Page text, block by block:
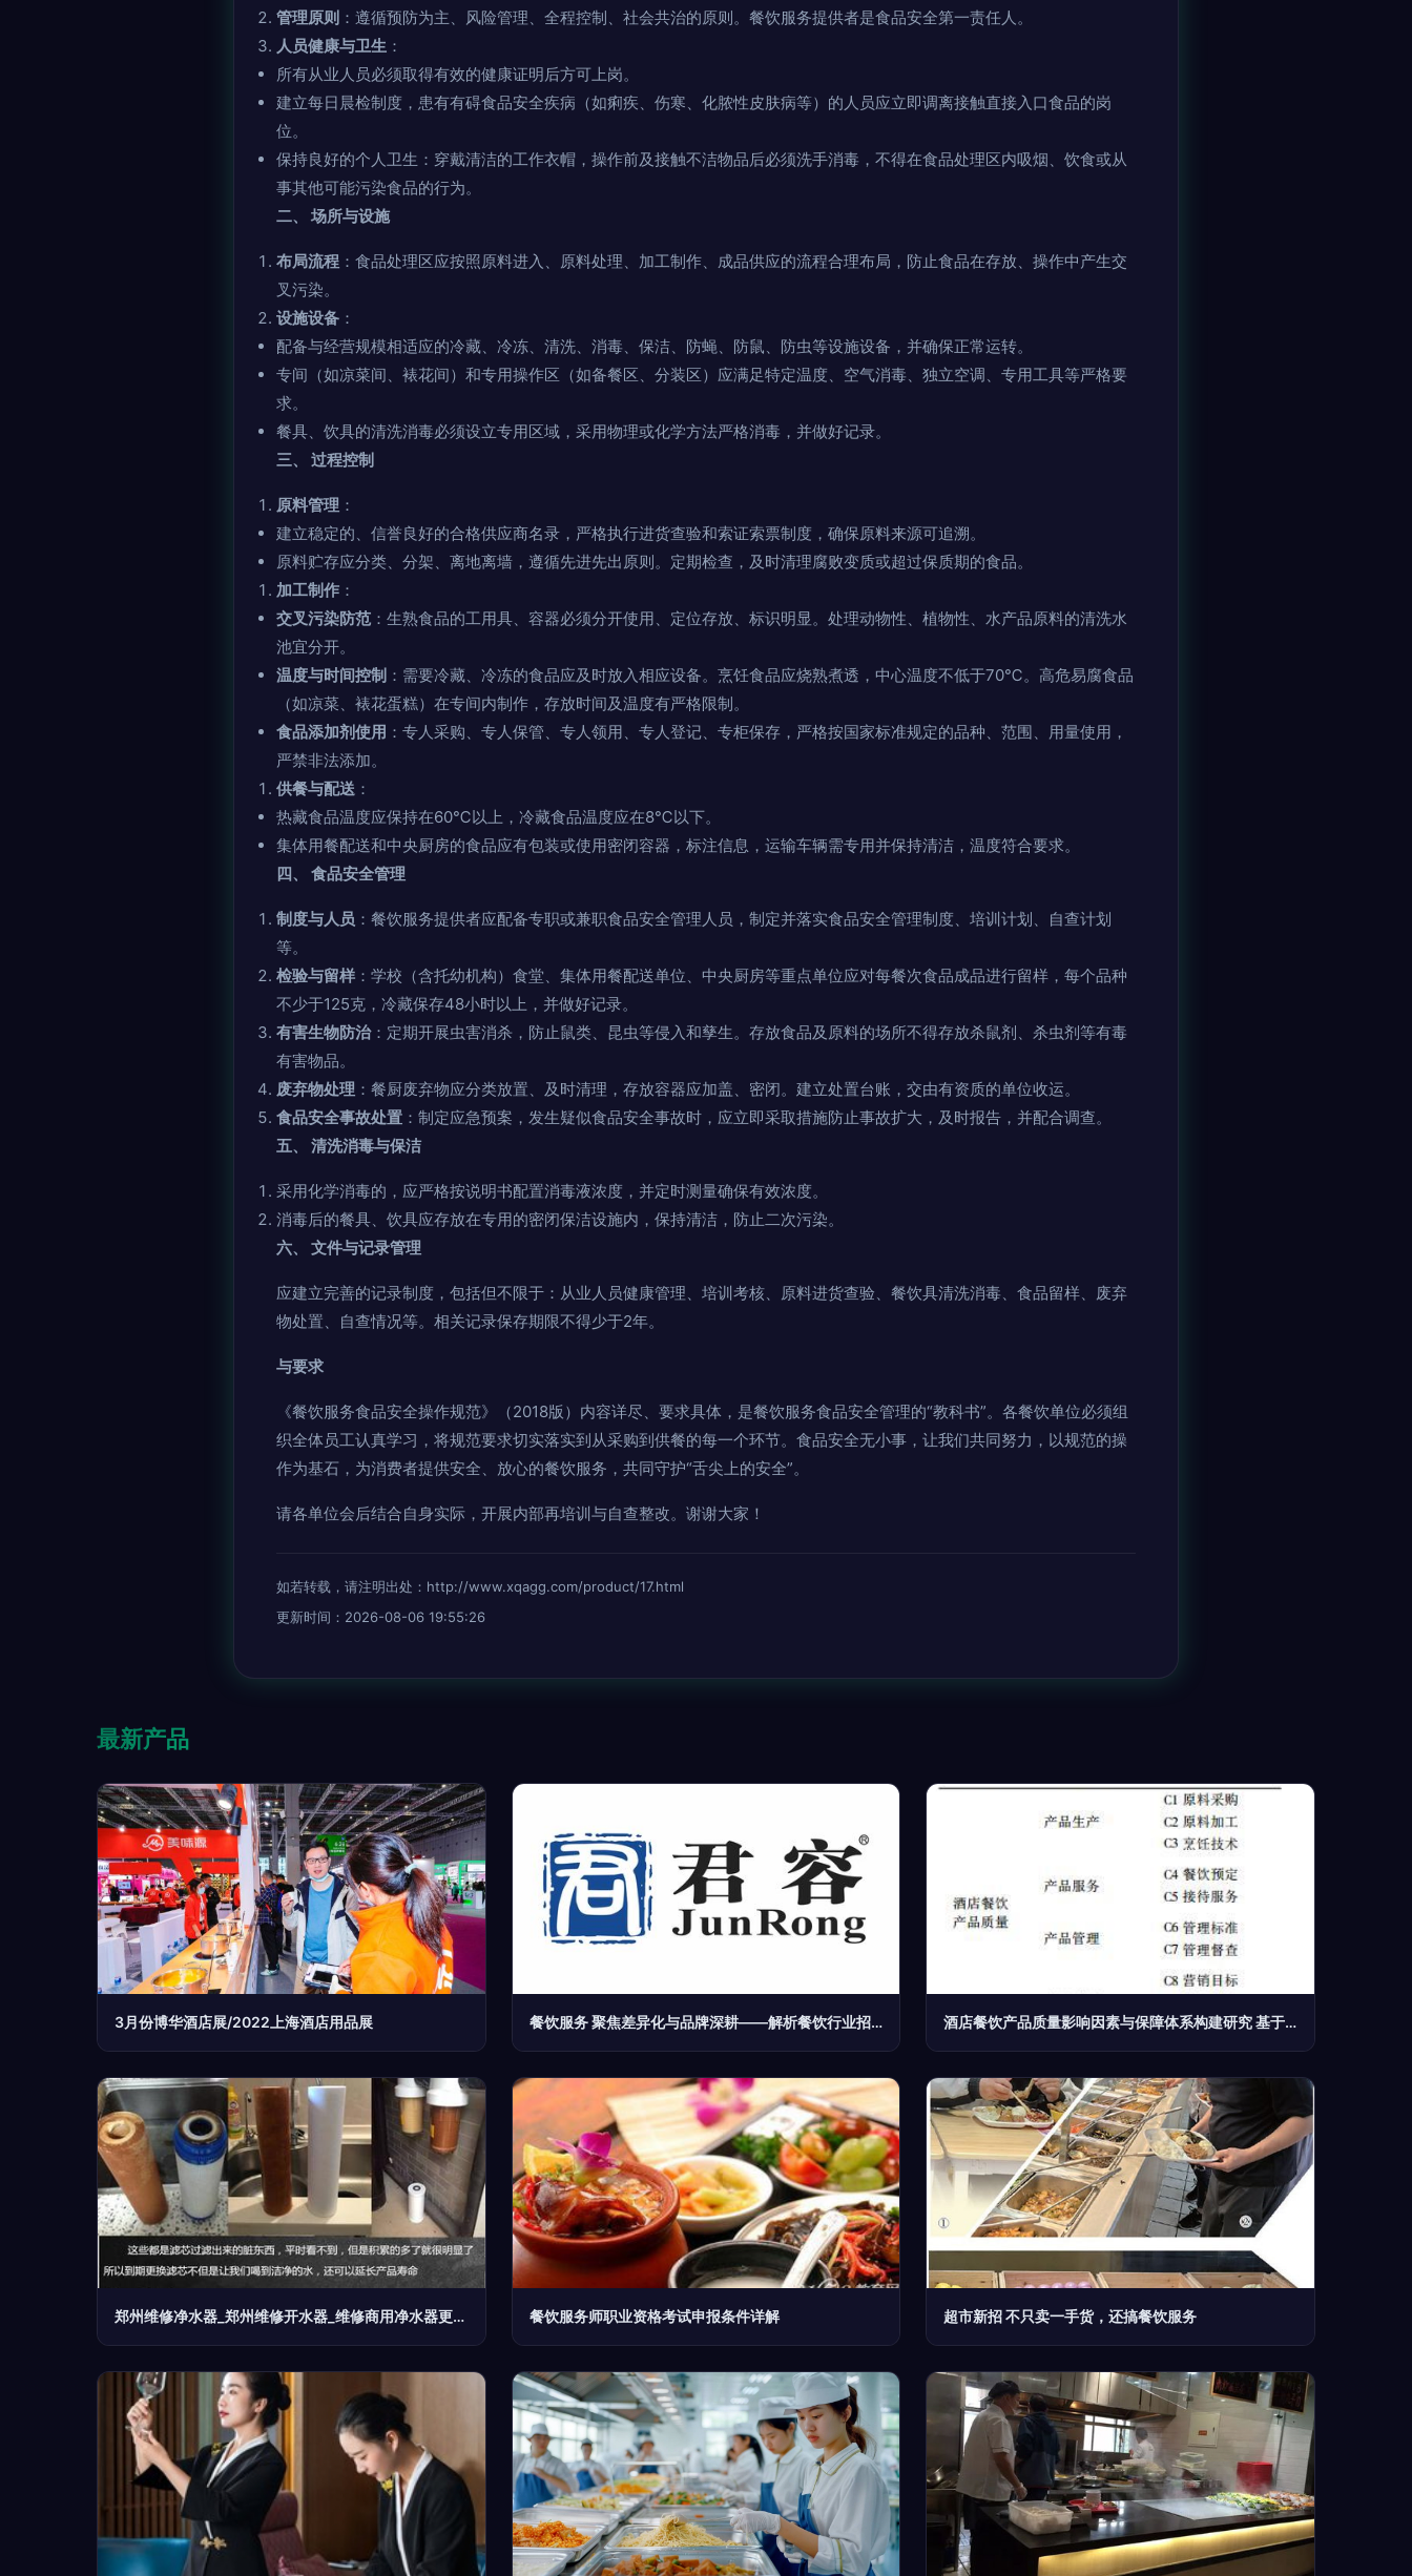
管理原则 ：遵循预防为主、风险管理、全程控制、社会共治的原则。餐饮服务提供者是食品安全第一责任人。
人员健康与卫生 ：
所有从业人员必须取得有效的健康证明后方可上岗。
建立每日晨检制度，患有有碍食品安全疾病（如痢疾、伤寒、化脓性皮肤病等）的人员应立即调离接触直接入口食品的岗
位。
保持良好的个人卫生：穿戴清洁的工作衣帽，操作前及接触不洁物品后必须洗手消毒，不得在食品处理区内吸烟、饮食或从
事其他可能污染食品的行为。
二、 场所与设施
布局流程 ：食品处理区应按照原料进入、原料处理、加工制作、成品供应的流程合理布局，防止食品在存放、操作中产生交
叉污染。
设施设备 ：
配备与经营规模相适应的冷藏、冷冻、清洗、消毒、保洁、防蝇、防鼠、防虫等设施设备，并确保正常运转。
专间（如凉菜间、裱花间）和专用操作区（如备餐区、分装区）应满足特定温度、空气消毒、独立空调、专用工具等严格要
求。
餐具、饮具的清洗消毒必须设立专用区域，采用物理或化学方法严格消毒，并做好记录。
三、 过程控制
原料管理 ：
建立稳定的、信誉良好的合格供应商名录，严格执行进货查验和索证索票制度，确保原料来源可追溯。
原料贮存应分类、分架、离地离墙，遵循先进先出原则。定期检查，及时清理腐败变质或超过保质期的食品。
加工制作 ：
交叉污染防范 ：生熟食品的工用具、容器必须分开使用、定位存放、标识明显。处理动物性、植物性、水产品原料的清洗水
池宜分开。
温度与时间控制 ：需要冷藏、冷冻的食品应及时放入相应设备。烹饪食品应烧熟煮透，中心温度不低于70℃。高危易腐食品
（如凉菜、裱花蛋糕）在专间内制作，存放时间及温度有严格限制。
食品添加剂使用 ：专人采购、专人保管、专人领用、专人登记、专柜保存，严格按国家标准规定的品种、范围、用量使用，
严禁非法添加。
供餐与配送 ：
热藏食品温度应保持在60℃以上，冷藏食品温度应在8℃以下。
集体用餐配送和中央厨房的食品应有包装或使用密闭容器，标注信息，运输车辆需专用并保持清洁，温度符合要求。
四、 食品安全管理
制度与人员 ：餐饮服务提供者应配备专职或兼职食品安全管理人员，制定并落实食品安全管理制度、培训计划、自查计划
等。
检验与留样 ：学校（含托幼机构）食堂、集体用餐配送单位、中央厨房等重点单位应对每餐次食品成品进行留样，每个品种
不少于125克，冷藏保存48小时以上，并做好记录。
有害生物防治：定期开展虫害消杀，防止鼠类、昆虫等侵入和孳生。存放食品及原料的场所不得存放杀鼠剂、杀虫剂等有毒
有害物品。
废弃物处理 ：餐厨废弃物应分类放置、及时清理，存放容器应加盖、密闭。建立处置台账，交由有资质的单位收运。
食品安全事故处置 ：制定应急预案，发生疑似食品安全事故时，应立即采取措施防止事故扩大，及时报告，并配合调查。
五、 清洗消毒与保洁
采用化学消毒的，应严格按说明书配置消毒液浓度，并定时测量确保有效浓度。
消毒后的餐具、饮具应存放在专用的密闭保洁设施内，保持清洁，防止二次污染。
六、 文件与记录管理
应建立完善的记录制度，包括但不限于：从业人员健康管理、培训考核、原料进货查验、餐饮具清洗消毒、食品留样、废弃
物处置、自查情况等。相关记录保存期限不得少于2年。
与要求
《餐饮服务食品安全操作规范》（2018版）内容详尽、要求具体，是餐饮服务食品安全管理的“教科书”。各餐饮单位必须组
织全体员工认真学习，将规范要求切实落实到从采购到供餐的每一个环节。食品安全无小事，让我们共同努力，以规范的操
作为基石，为消费者提供安全、放心的餐饮服务，共同守护“舌尖上的安全”。
请各单位会后结合自身实际，开展内部再培训与自查整改。谢谢大家！
如若转载，请注明出处：http://www.xqagg.com/product/17.html
更新时间：2026-08-06 19:55:26
最新产品
3月份博华酒店展/2022上海酒店用品展 餐饮服务 聚焦差异化与品牌深耕——解析餐饮行业招商与加盟新趋势 酒店餐饮产品质量影响因素与保障体系构建研究 基于餐饮服务视角
郑州维修净水器_郑州维修开水器_维修商用净水器更换滤芯 餐饮服务师职业资格考试申报条件详解 超市新招 不只卖一手货，还搞餐饮服务